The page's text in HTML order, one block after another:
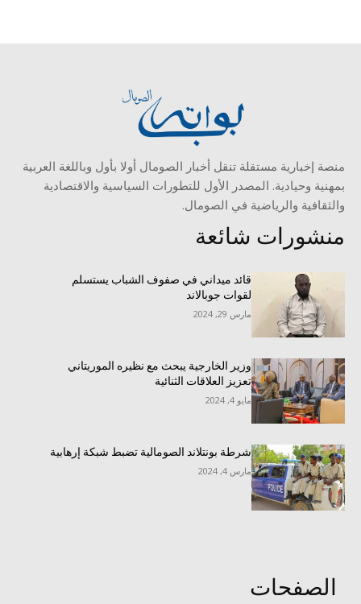
منصة إخبارية مستقلة تنقل أخبار الصومال أولا بأول وباللغة العربية
بمهنية وحيادية. المصدر الأول للتطورات السياسية والاقتصادية
والثقافية والرياضية في الصومال.
منشورات شائعة
قائد ميداني في صفوف الشباب يستسلم
لقوات جوبالاند
مارس 29, 2024
وزير الخارجية يبحث مع نظيره الموريتاني
تعزيز العلاقات الثنائية
مايو 4, 2024
شرطة بونتلاند الصومالية تضبط شبكة إرهابية
مارس 4, 2024
الصفحات